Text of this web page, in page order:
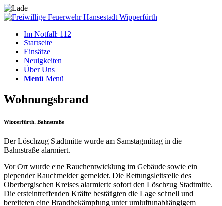
Im Notfall: 112
Startseite
Einsätze
Neuigkeiten
Über Uns
Menü Menü
Wohnungsbrand
Wipperfürth, Bahnstraße
Der Löschzug Stadtmitte wurde am Samstagmittag in die
Bahnstraße alarmiert.
Vor Ort wurde eine Rauchentwicklung im Gebäude sowie ein
piepender Rauchmelder gemeldet. Die Rettungsleitstelle des
Oberbergischen Kreises alarmierte sofort den Löschzug Stadtmitte.
Die ersteintreffenden Kräfte bestätigten die Lage schnell und
bereiteten eine Brandbekämpfung unter umluftunabhängigem